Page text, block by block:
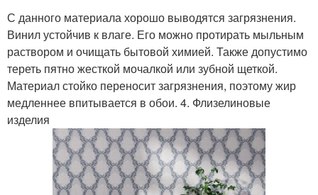
С данного материала хорошо выводятся загрязнения.
Винил устойчив к влаге. Его можно протирать мыльным
раствором и очищать бытовой химией. Также допустимо
тереть пятно жесткой мочалкой или зубной щеткой.
Материал стойко переносит загрязнения, поэтому жир
медленнее впитывается в обои. 4. Флизелиновые
изделия